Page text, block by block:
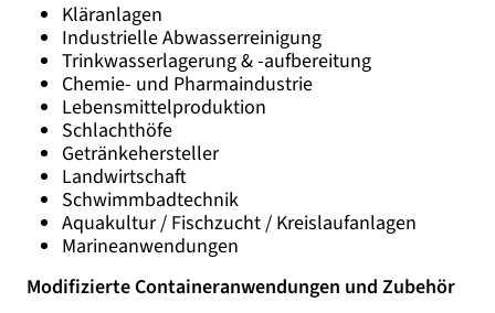
Kläranlagen
Industrielle Abwasserreinigung
Trinkwasserlagerung & -aufbereitung
Chemie- und Pharmaindustrie
Lebensmittelproduktion
Schlachthöfe
Getränkehersteller
Landwirtschaft
Schwimmbadtechnik
Aquakultur / Fischzucht / Kreislaufanlagen
Marineanwendungen
Modifizierte Containeranwendungen und Zubehör